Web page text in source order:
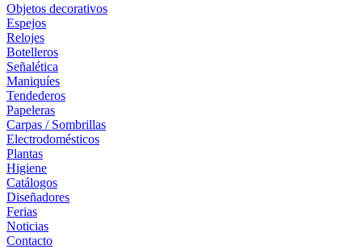
Objetos decorativos
Espejos
Relojes
Botelleros
Señalética
Maniquíes
Tendederos
Papeleras
Carpas / Sombrillas
Electrodomésticos
Plantas
Higiene
Catálogos
Diseñadores
Ferias
Noticias
Contacto